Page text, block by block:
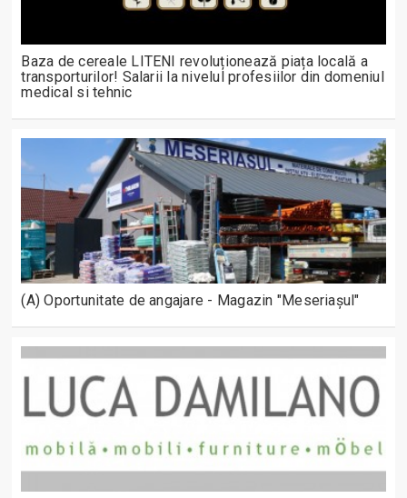
Baza de cereale LITENI revoluționează piața locală a
transporturilor! Salarii la nivelul profesiilor din domeniul
medical si tehnic
(A) Oportunitate de angajare - Magazin "Meseriașul"